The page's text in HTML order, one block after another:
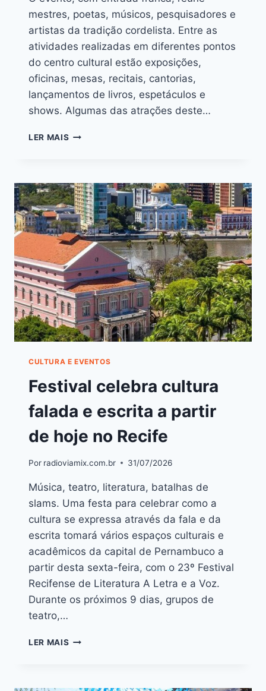
mestres, poetas, músicos, pesquisadores e
artistas da tradição cordelista. Entre as
atividades realizadas em diferentes pontos
do centro cultural estão exposições,
oficinas, mesas, recitais, cantorias,
lançamentos de livros, espetáculos e
shows. Algumas das atrações deste…
LER MAIS
CULTURA E EVENTOS
Festival celebra cultura
falada e escrita a partir
de hoje no Recife
Por radioviamix.com.br 31/07/2026
Música, teatro, literatura, batalhas de
slams. Uma festa para celebrar como a
cultura se expressa através da fala e da
escrita tomará vários espaços culturais e
acadêmicos da capital de Pernambuco a
partir desta sexta-feira, com o 23º Festival
Recifense de Literatura A Letra e a Voz.
Durante os próximos 9 dias, grupos de
teatro,…
LER MAIS